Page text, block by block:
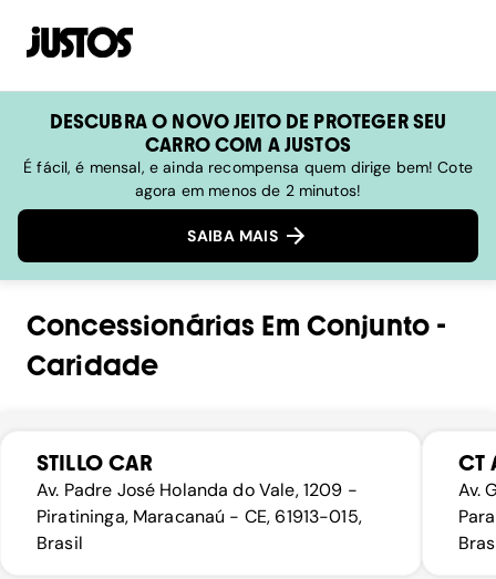
DESCUBRA O NOVO JEITO DE PROTEGER SEU
CARRO COM A JUSTOS
É fácil, é mensal, e ainda recompensa quem dirige bem! Cote
agora em menos de 2 minutos!
SAIBA MAIS
Concessionárias Em Conjunto -
Caridade
STILLO CAR
Av. Padre José Holanda do Vale, 1209 -
Piratininga, Maracanaú - CE, 61913-015,
Brasil
CT
Av.